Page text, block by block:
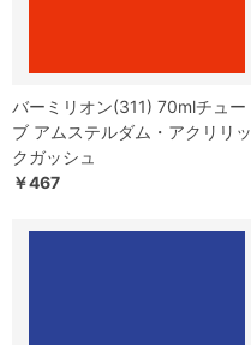
バーミリオン(311) 70mlチュー
ブ アムステルダム・アクリリッ
クガッシュ
￥467